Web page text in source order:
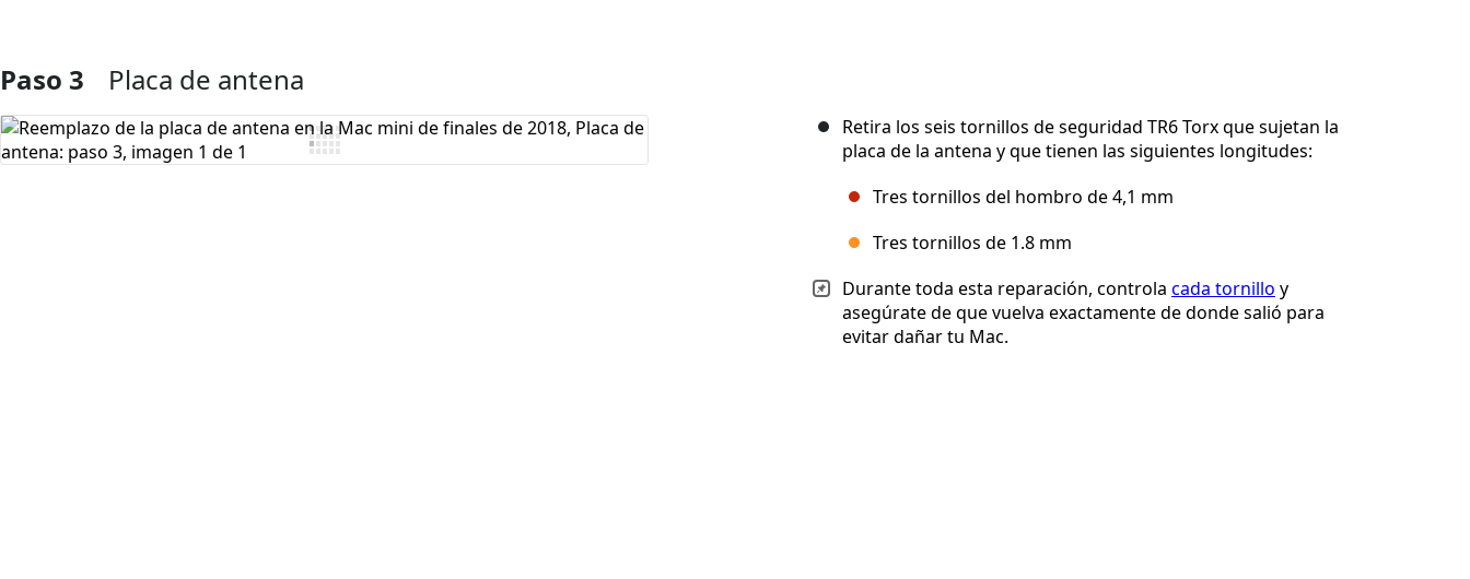
Agregar Comentario
Paso 3 Placa de antena
Retira los seis tornillos de seguridad TR6 Torx que sujetan la
placa de la antena y que tienen las siguientes longitudes:
Tres tornillos del hombro de 4,1 mm
Tres tornillos de 1.8 mm
Durante toda esta reparación, controla cada tornillo y
asegúrate de que vuelva exactamente de donde salió para
evitar dañar tu Mac.